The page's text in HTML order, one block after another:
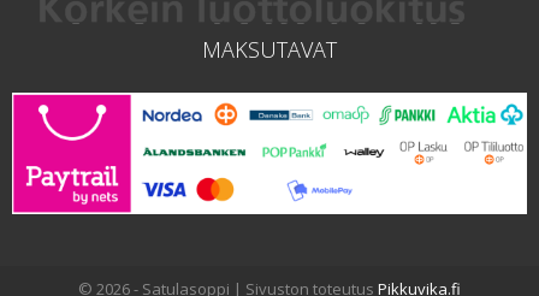
MAKSUTAVAT
© 2026 - Satulasoppi | Sivuston toteutus Pikkuvika.fi